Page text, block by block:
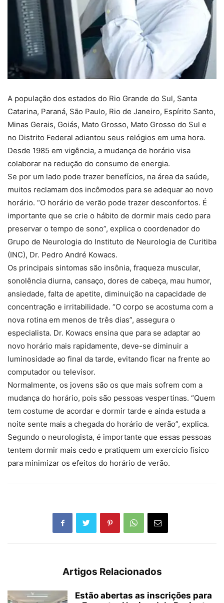
A população dos estados do Rio Grande do Sul, Santa
Catarina, Paraná, São Paulo, Rio de Janeiro, Espírito Santo,
Minas Gerais, Goiás, Mato Grosso, Mato Grosso do Sul e
no Distrito Federal adiantou seus relógios em uma hora.
Desde 1985 em vigência, a mudança de horário visa
colaborar na redução do consumo de energia.
Se por um lado pode trazer benefícios, na área da saúde,
muitos reclamam dos incômodos para se adequar ao novo
horário. “O horário de verão pode trazer desconfortos. É
importante que se crie o hábito de dormir mais cedo para
preservar o tempo de sono”, explica o coordenador do
Grupo de Neurologia do Instituto de Neurologia de Curitiba
(INC), Dr. Pedro André Kowacs.
Os principais sintomas são insônia, fraqueza muscular,
sonolência diurna, cansaço, dores de cabeça, mau humor,
ansiedade, falta de apetite, diminuição na capacidade de
concentração e irritabilidade. “O corpo se acostuma com a
nova rotina em menos de três dias”, assegura o
especialista. Dr. Kowacs ensina que para se adaptar ao
novo horário mais rapidamente, deve-se diminuir a
luminosidade ao final da tarde, evitando ficar na frente ao
computador ou televisor.
Normalmente, os jovens são os que mais sofrem com a
mudança do horário, pois são pessoas vespertinas. “Quem
tem costume de acordar e dormir tarde e ainda estuda a
noite sente mais a chegada do horário de verão”, explica.
Segundo o neurologista, é importante que essas pessoas
tentem dormir mais cedo e pratiquem um exercício físico
para minimizar os efeitos do horário de verão.
Artigos Relacionados
Estão abertas as inscrições para